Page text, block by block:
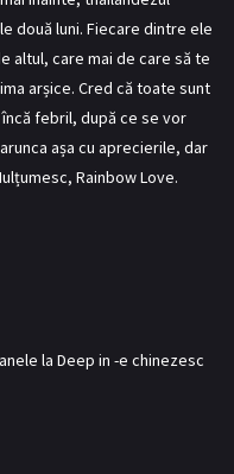
două luni. Fiecare dintre ele
altul, care mai de care să te
arșice. Cred că toate sunt
febril, după ce se vor
așa cu aprecierile, dar
Rainbow Love.
la Deep in -e chinezesc